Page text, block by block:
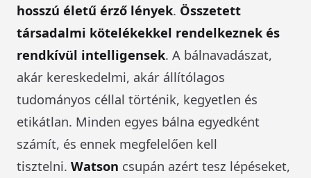
hosszú életű érző lények. Összetett
társadalmi kötelékekkel rendelkeznek és
rendkívül intelligensek. A bálnavadászat,
akár kereskedelmi, akár állítólagos
tudományos céllal történik, kegyetlen és
etikátlan. Minden egyes bálna egyedként
számít, és ennek megfelelően kell
tisztelni. Watson csupán azért tesz lépéseket,